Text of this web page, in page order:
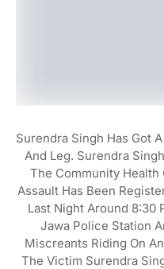
Surendra Singh Has Got
And Leg. Surendra
The Community Health
Assault Has Been
Last Night Around 8:30
Jawa Police Station
Miscreants Riding On
The Victim Surendra